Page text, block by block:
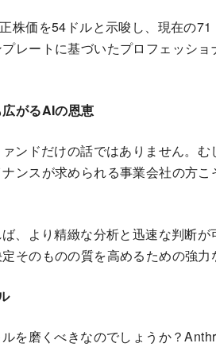
株価を54ドルと示唆し、現在の
レートに基づいたプロフェッシ
がるAIの恩恵
ンドだけの話ではありません。
ンスが求められる事業会社の方
、より精緻な分析と迅速な判断
そのものの質を高めるための強力
を磨くべきなのでしょうか？